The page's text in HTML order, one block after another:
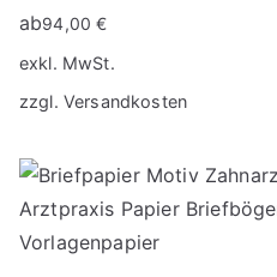
ab94,00€
exkl. MwSt.
zzgl. Versandkosten